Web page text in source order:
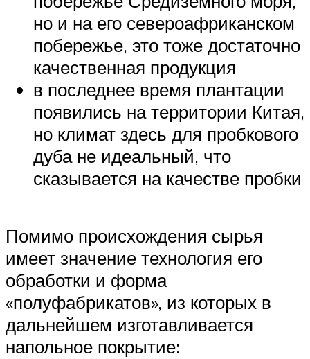
но и на его североафриканском
побережье, это тоже достаточно
качественная продукция
в последнее время плантации
появились на территории Китая,
но климат здесь для пробкового
дуба не идеальный, что
сказывается на качестве пробки
Помимо происхождения сырья
имеет значение технология его
обработки и форма
«полуфабрикатов», из которых в
дальнейшем изготавливается
напольное покрытие: